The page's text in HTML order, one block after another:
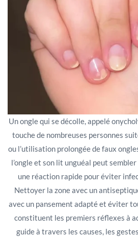
Un ongle qui se décolle, appelé
touche de nombreuses personnes
ou l’utilisation prolongée de faux
l’ongle et son lit unguéal peut
une réaction rapide pour éviter
Nettoyer la zone avec un
avec un pansement adapté et éviter
constituent les premiers réflexes à
guide à travers les causes, les